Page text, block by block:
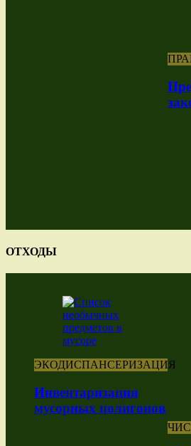
ОТХОДЫ
ЭКОДИСПАНСЕРИЗАЦИЯ
Инвентаризация
мусорных полигонов